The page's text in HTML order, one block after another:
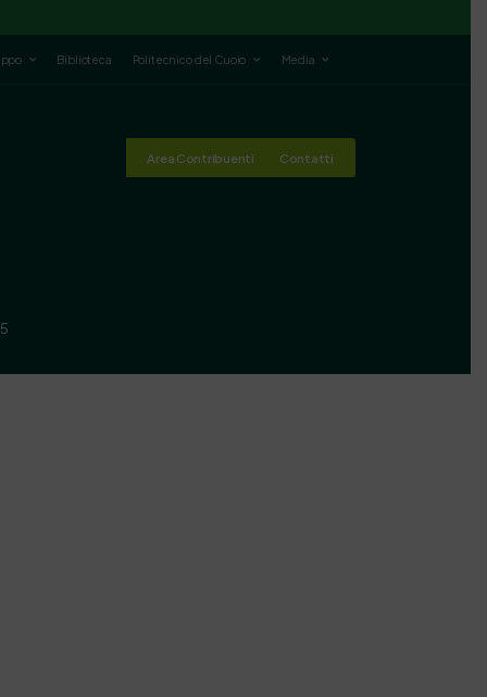
Biblioteca Politecnico del Cuoio Media
Area Contribuenti Contatti